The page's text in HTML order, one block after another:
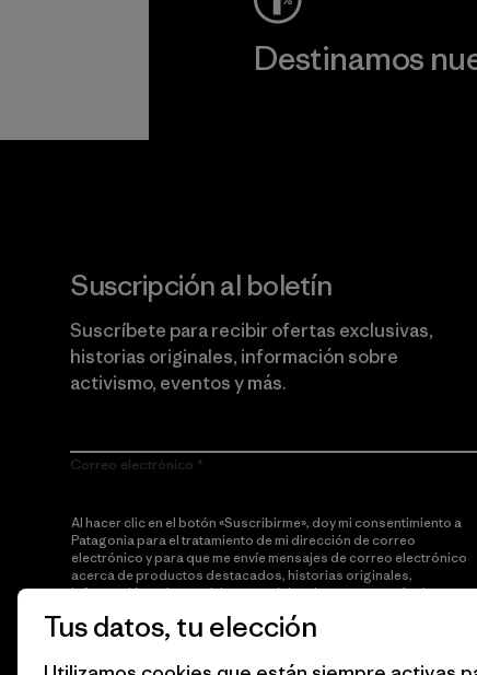
Destinamos
Suscripción al boletín
Suscríbete para recibir ofertas exclusivas,
historias originales, información sobre
activismo, eventos y más.
Correo electrónico
Al hacer clic en el botón «Suscribirme», doy mi consentimiento a
Patagonia para el tratamiento de mi dirección de correo
electrónico y para que me envíe mensajes de correo electrónico
acerca de productos destacados, historias originales,
información sobre activismo, noticias de eventos y más de
Suscribirme
Tus datos, tu elección